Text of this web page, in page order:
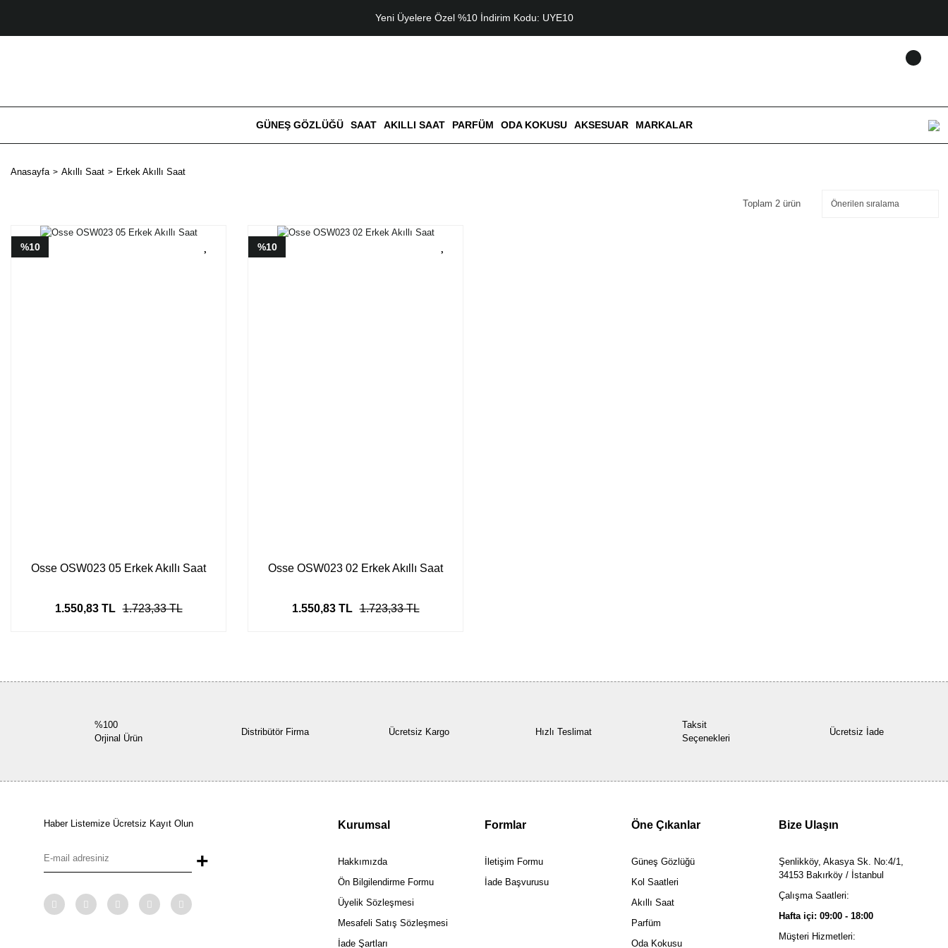
Yeni Üyelere Özel %10 İndirim Kodu: UYE10
GÜNEŞ GÖZLÜĞÜ SAAT AKILLI SAAT PARFÜM ODA KOKUSU AKSESUAR MARKALAR
Anasayfa Akıllı Saat Erkek Akıllı Saat
Toplam 2 ürün
%10
Osse OSW023 05 Erkek Akıllı Saat
1.550,83 TL 1.723,33 TL
%10
Osse OSW023 02 Erkek Akıllı Saat
1.550,83 TL 1.723,33 TL
%100
Orjinal Ürün
Distribütör Firma Ücretsiz Kargo Hızlı Teslimat
Taksit
Seçenekleri
Ücretsiz İade
Haber Listemize Ücretsiz Kayıt Olun
+
Kurumsal
Hakkımızda
Ön Bilgilendirme Formu
Üyelik Sözleşmesi
Mesafeli Satış Sözleşmesi
İade Şartları
Formlar
İletişim Formu
İade Başvurusu
Öne Çıkanlar
Güneş Gözlüğü
Kol Saatleri
Akıllı Saat
Parfüm
Oda Kokusu
Bize Ulaşın
Şenlikköy, Akasya Sk. No:4/1,
34153 Bakırköy / İstanbul
Çalışma Saatleri:
Hafta içi: 09:00 - 18:00
Müşteri Hizmetleri: